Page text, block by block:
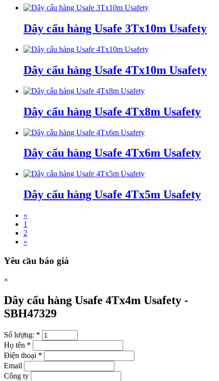
Dây cẩu hàng Usafe 3Tx10m Usafety
Dây cẩu hàng Usafe 4Tx10m Usafety
Dây cẩu hàng Usafe 4Tx8m Usafety
Dây cẩu hàng Usafe 4Tx6m Usafety
Dây cẩu hàng Usafe 4Tx5m Usafety
«
1
2
»
Yêu cầu báo giá
×
Dây cẩu hàng Usafe 4Tx4m Usafety -
SBH47329
Số lượng: *
Họ tên *
Điện thoại *
Email
Công ty